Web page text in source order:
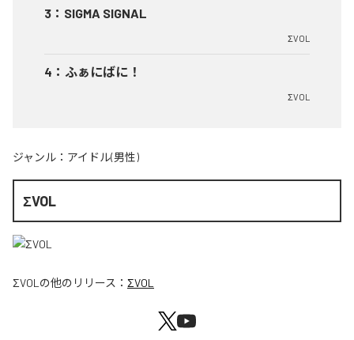
3 ： SIGMA SIGNAL
ΣVOL
4 ： ふぁにばに！
ΣVOL
ジャンル： アイドル(男性)
ΣVOL
ΣVOL の他のリリース： ΣVOL